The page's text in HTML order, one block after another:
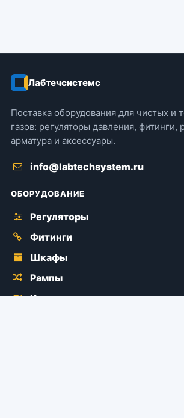
Лабтечсистемс
Поставка оборудования для чистых и
газов: регуляторы давления,
арматура и аксессуары.
info@labtechsystem.ru
ОБОРУДОВАНИЕ
Регуляторы
Фитинги
Шкафы
Рампы
Краны